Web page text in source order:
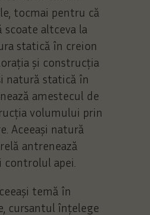
tocmai pentru că
altceva la
statică în creion
și construcția
natură statică în
amestecul de
volumului prin
Aceeași natură
antrenează
controlul apei.
temă în
cursantul înțelege